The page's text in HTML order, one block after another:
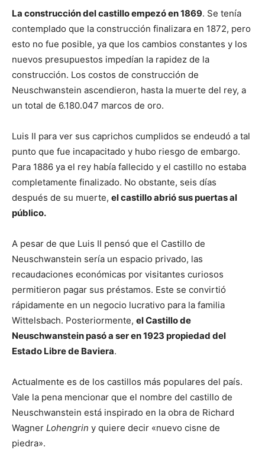
La construcción del castillo empezó en 1869. Se tenía
contemplado que la construcción finalizara en 1872, pero
esto no fue posible, ya que los cambios constantes y los
nuevos presupuestos impedían la rapidez de la
construcción. Los costos de construcción de
Neuschwanstein ascendieron, hasta la muerte del rey, a
un total de 6.180.047 marcos de oro.
Luis II para ver sus caprichos cumplidos se endeudó a tal
punto que fue incapacitado y hubo riesgo de embargo.
Para 1886 ya el rey había fallecido y el castillo no estaba
completamente finalizado. No obstante, seis días
después de su muerte, el castillo abrió sus puertas al
público.
A pesar de que Luis II pensó que el Castillo de
Neuschwanstein sería un espacio privado, las
recaudaciones económicas por visitantes curiosos
permitieron pagar sus préstamos. Este se convirtió
rápidamente en un negocio lucrativo para la familia
Wittelsbach. Posteriormente, el Castillo de
Neuschwanstein pasó a ser en 1923 propiedad del
Estado Libre de Baviera.
Actualmente es de los castillos más populares del país.
Vale la pena mencionar que el nombre del castillo de
Neuschwanstein está inspirado en la obra de Richard
Wagner Lohengrin y quiere decir «nuevo cisne de
piedra».